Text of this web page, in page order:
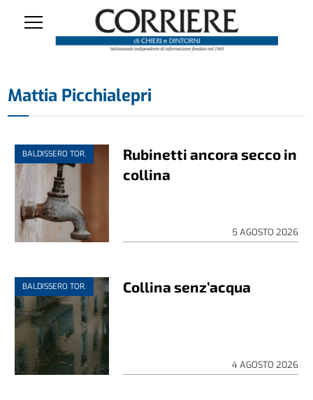
Mattia Picchialepri
BALDISSERO TOR.
Rubinetti ancora secco in
collina
5 AGOSTO 2026
BALDISSERO TOR. Collina senz’acqua
4 AGOSTO 2026